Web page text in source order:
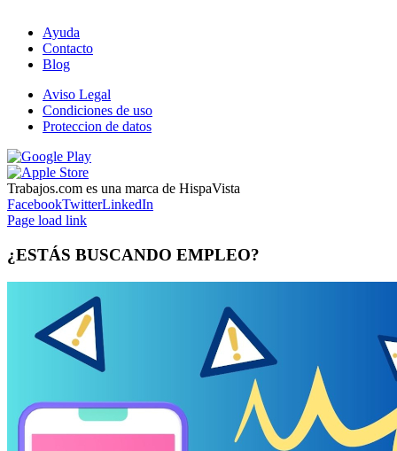
Ayuda
Contacto
Blog
Aviso Legal
Condiciones de uso
Proteccion de datos
Trabajos.com es una marca de HispaVista
FacebookTwitterLinkedIn
Page load link
¿ESTÁS BUSCANDO EMPLEO?